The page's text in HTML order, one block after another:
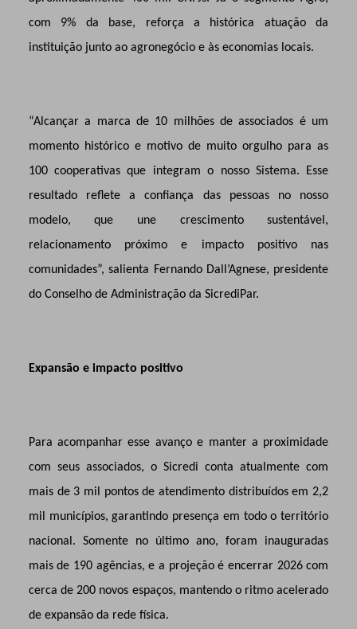
com 9% da base, reforça a histórica atuação da
instituição junto ao agronegócio e às economias locais.
“Alcançar a marca de 10 milhões de associados é um
momento histórico e motivo de muito orgulho para as
100 cooperativas que integram o nosso Sistema. Esse
resultado reflete a confiança das pessoas no nosso
modelo, que une crescimento sustentável,
relacionamento próximo e impacto positivo nas
comunidades”, salienta Fernando Dall’Agnese, presidente
do Conselho de Administração da SicrediPar.
Expansão e impacto positivo
Para acompanhar esse avanço e manter a proximidade
com seus associados, o Sicredi conta atualmente com
mais de 3 mil pontos de atendimento distribuídos em 2,2
mil municípios, garantindo presença em todo o território
nacional. Somente no último ano, foram inauguradas
mais de 190 agências, e a projeção é encerrar 2026 com
cerca de 200 novos espaços, mantendo o ritmo acelerado
de expansão da rede física.